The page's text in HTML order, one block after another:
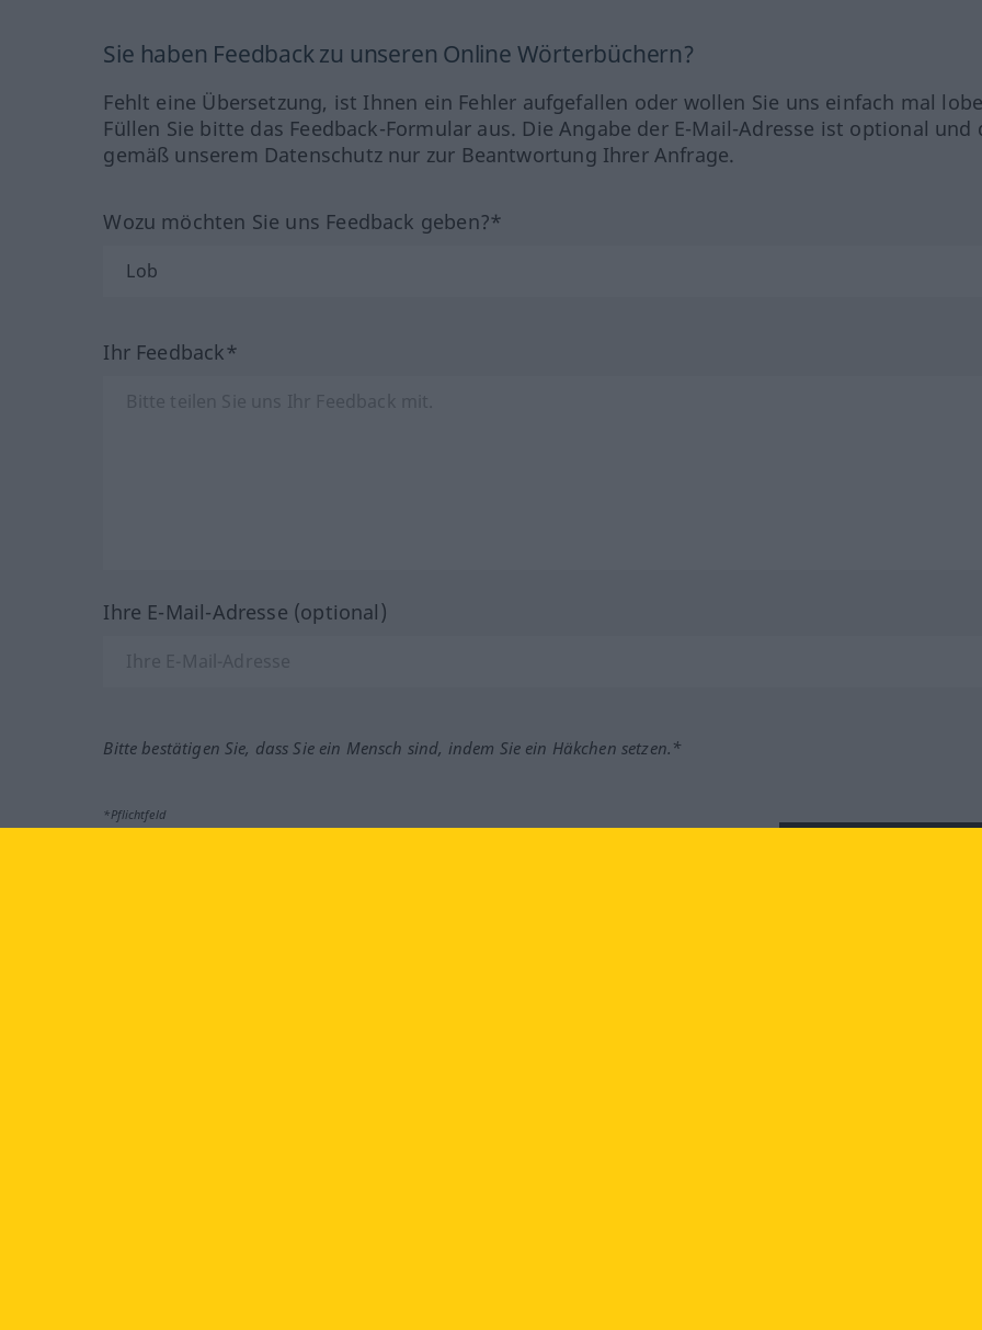
Sie haben Feedback zu unseren Online Wörterbüchern?
Fehlt eine Übersetzung, ist Ihnen ein Fehler aufgefallen oder wollen Sie uns einfach mal
Füllen Sie bitte das Feedback-Formular aus. Die Angabe der E-Mail-Adresse ist optional und
gemäß unserem Datenschutz nur zur Beantwortung Ihrer Anfrage.
Wozu möchten Sie uns Feedback geben?*
Ihr Feedback*
Ihre E-Mail-Adresse (optional)
Bitte bestätigen Sie, dass Sie ein Mensch sind, indem Sie ein Häkchen setzen.*
*Pflichtfeld